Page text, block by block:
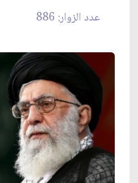
عدد الزوار: 886